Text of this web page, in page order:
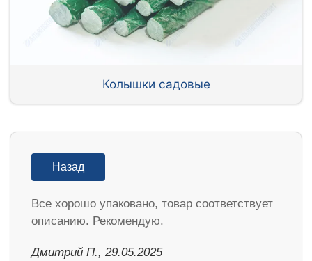
Колышки садовые
Назад
Все хорошо упаковано, товар соответствует
описанию. Рекомендую.
Дмитрий П., 29.05.2025